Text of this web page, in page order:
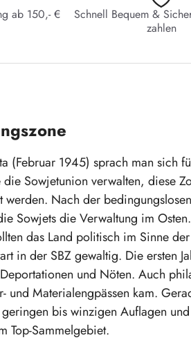
ab 150,- €
Schnell Bequem &
zahlen
(Februar 1945) sprach man sich
die Sowjetunion verwalten, diese
werden. Nach der
Sowjets die Verwaltung im
das Land politisch im Sinne
in der SBZ gewaltig. Die ersten
und Nöten. Auch
und Materialengpässen kam.
bis winzigen Auflagen
Top-Sammelgebiet.